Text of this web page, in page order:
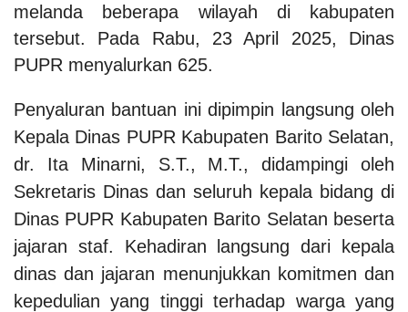
melanda beberapa wilayah di kabupaten
tersebut. Pada Rabu, 23 April 2025, Dinas
PUPR menyalurkan 625.
Penyaluran bantuan ini dipimpin langsung oleh
Kepala Dinas PUPR Kabupaten Barito Selatan,
dr. Ita Minarni, S.T., M.T., didampingi oleh
Sekretaris Dinas dan seluruh kepala bidang di
Dinas PUPR Kabupaten Barito Selatan beserta
jajaran staf. Kehadiran langsung dari kepala
dinas dan jajaran menunjukkan komitmen dan
kepedulian yang tinggi terhadap warga yang